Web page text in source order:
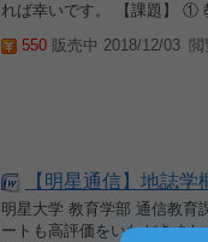
れば幸いです。 【課題】 ①
550 販売中 2018/12/03
【明星通信】地誌
明星大学 教育学部 通信教育
ートも高評価をいただきま